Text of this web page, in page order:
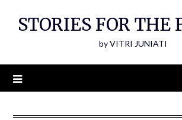
STORIES FOR THE
by VITRI JUNIATI